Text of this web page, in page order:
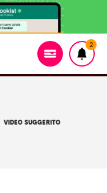
2
VIDEO SUGGERITO